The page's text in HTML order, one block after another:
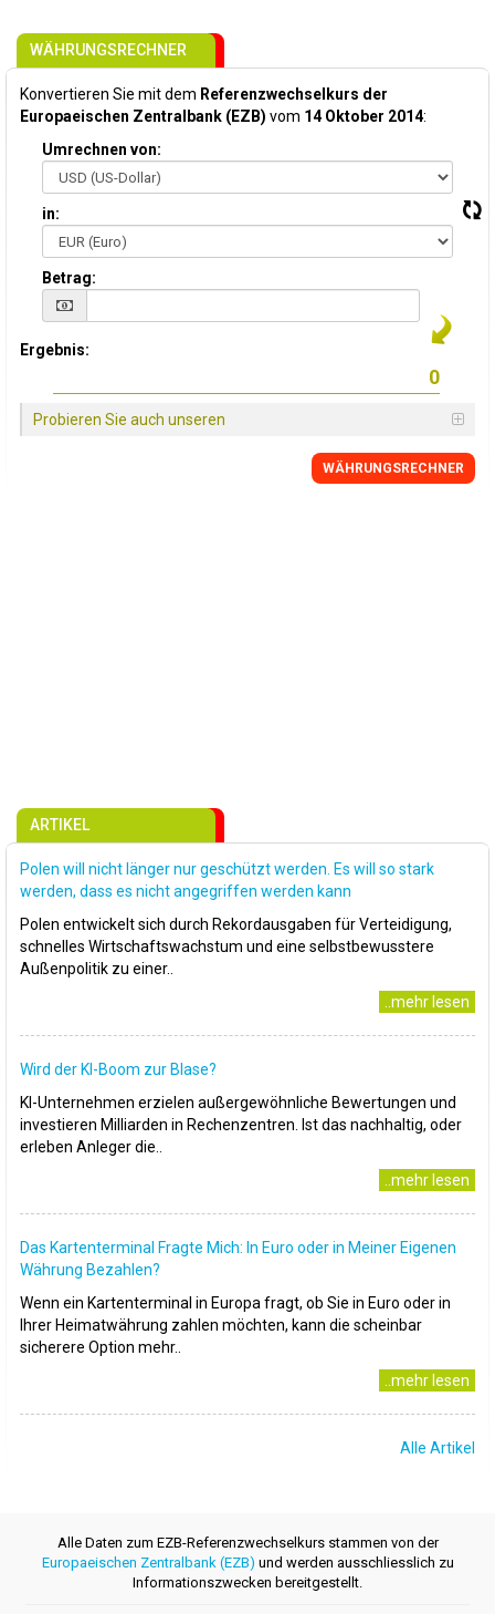
WÄHRUNGSRECHNER
Konvertieren Sie mit dem Referenzwechselkurs der
Europaeischen Zentralbank (EZB) vom 14 Oktober 2014:
Umrechnen von:
in:
Betrag:
Ergebnis:
Probieren Sie auch unseren
WÄHRUNGSRECHNER
ARTIKEL
Polen will nicht länger nur geschützt werden. Es will so stark
werden, dass es nicht angegriffen werden kann
Polen entwickelt sich durch Rekordausgaben für Verteidigung,
schnelles Wirtschaftswachstum und eine selbstbewusstere
Außenpolitik zu einer..
..mehr lesen
Wird der KI-Boom zur Blase?
KI-Unternehmen erzielen außergewöhnliche Bewertungen und
investieren Milliarden in Rechenzentren. Ist das nachhaltig, oder
erleben Anleger die..
..mehr lesen
Das Kartenterminal Fragte Mich: In Euro oder in Meiner Eigenen
Währung Bezahlen?
Wenn ein Kartenterminal in Europa fragt, ob Sie in Euro oder in
Ihrer Heimatwährung zahlen möchten, kann die scheinbar
sicherere Option mehr..
..mehr lesen
Alle Artikel
Alle Daten zum EZB-Referenzwechselkurs stammen von der
Europaeischen Zentralbank (EZB) und werden ausschliesslich zu
Informationszwecken bereitgestellt.